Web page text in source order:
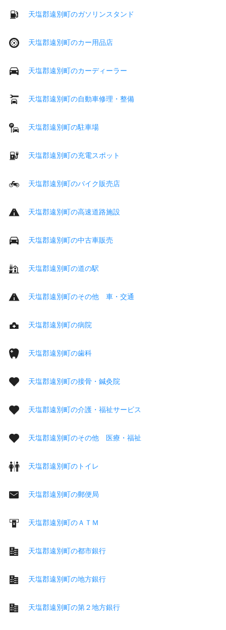
天塩郡遠別町のガソリンスタンド
天塩郡遠別町のカー用品店
天塩郡遠別町のカーディーラー
天塩郡遠別町の自動車修理・整備
天塩郡遠別町の駐車場
天塩郡遠別町の充電スポット
天塩郡遠別町のバイク販売店
天塩郡遠別町の高速道路施設
天塩郡遠別町の中古車販売
天塩郡遠別町の道の駅
天塩郡遠別町のその他 車・交通
天塩郡遠別町の病院
天塩郡遠別町の歯科
天塩郡遠別町の接骨・鍼灸院
天塩郡遠別町の介護・福祉サービス
天塩郡遠別町のその他 医療・福祉
天塩郡遠別町のトイレ
天塩郡遠別町の郵便局
天塩郡遠別町のＡＴＭ
天塩郡遠別町の都市銀行
天塩郡遠別町の地方銀行
天塩郡遠別町の第２地方銀行